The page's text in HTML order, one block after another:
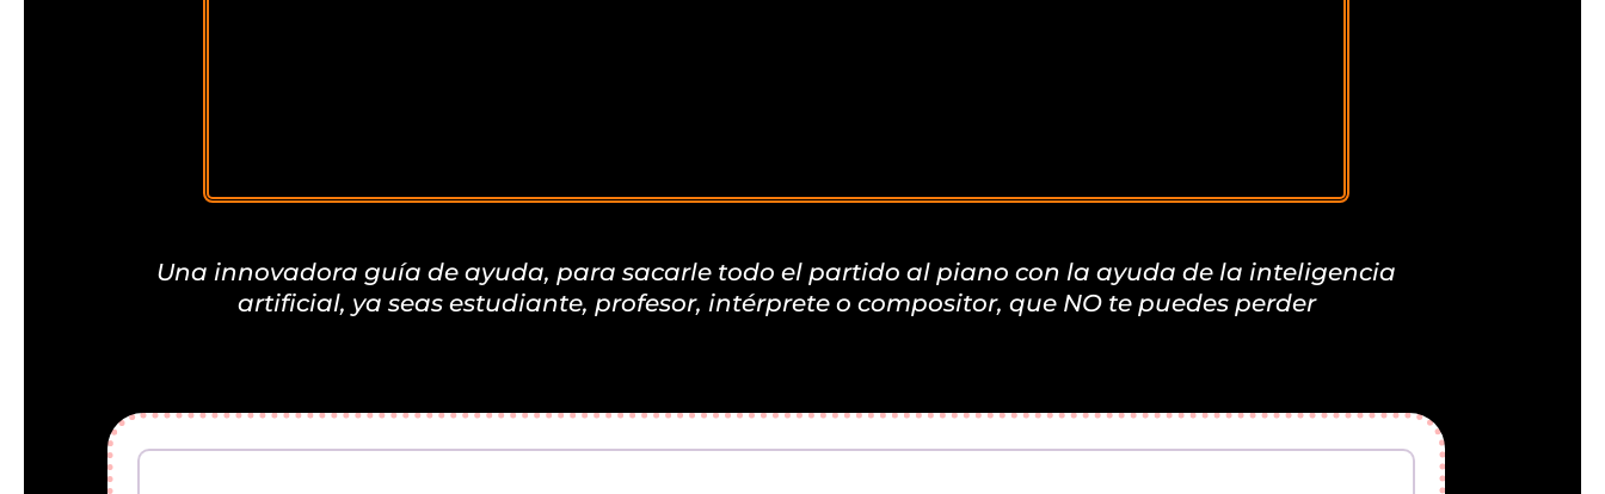
Una innovadora guía de ayuda, para sacarle todo el partido al piano con la ayuda de la inteligencia
artificial, ya seas estudiante, profesor, intérprete o compositor, que NO te puedes perder